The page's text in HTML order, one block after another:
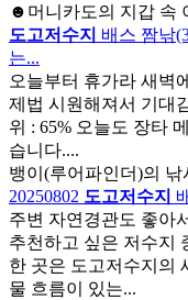
☻머니카도의 지갑 속
도고저수지 배스 짬낚
는...
오늘부터 휴가라 새벽
제법 시원해져서 기대
위 : 65% 오늘도 장타
습니다....
뱅이(루어파인더)의 낚
20250802 도고저수지
주변 자연경관도 좋아
추천하고 싶은 저수지
한 곳은 도고저수지의
물 흐름이 있는...